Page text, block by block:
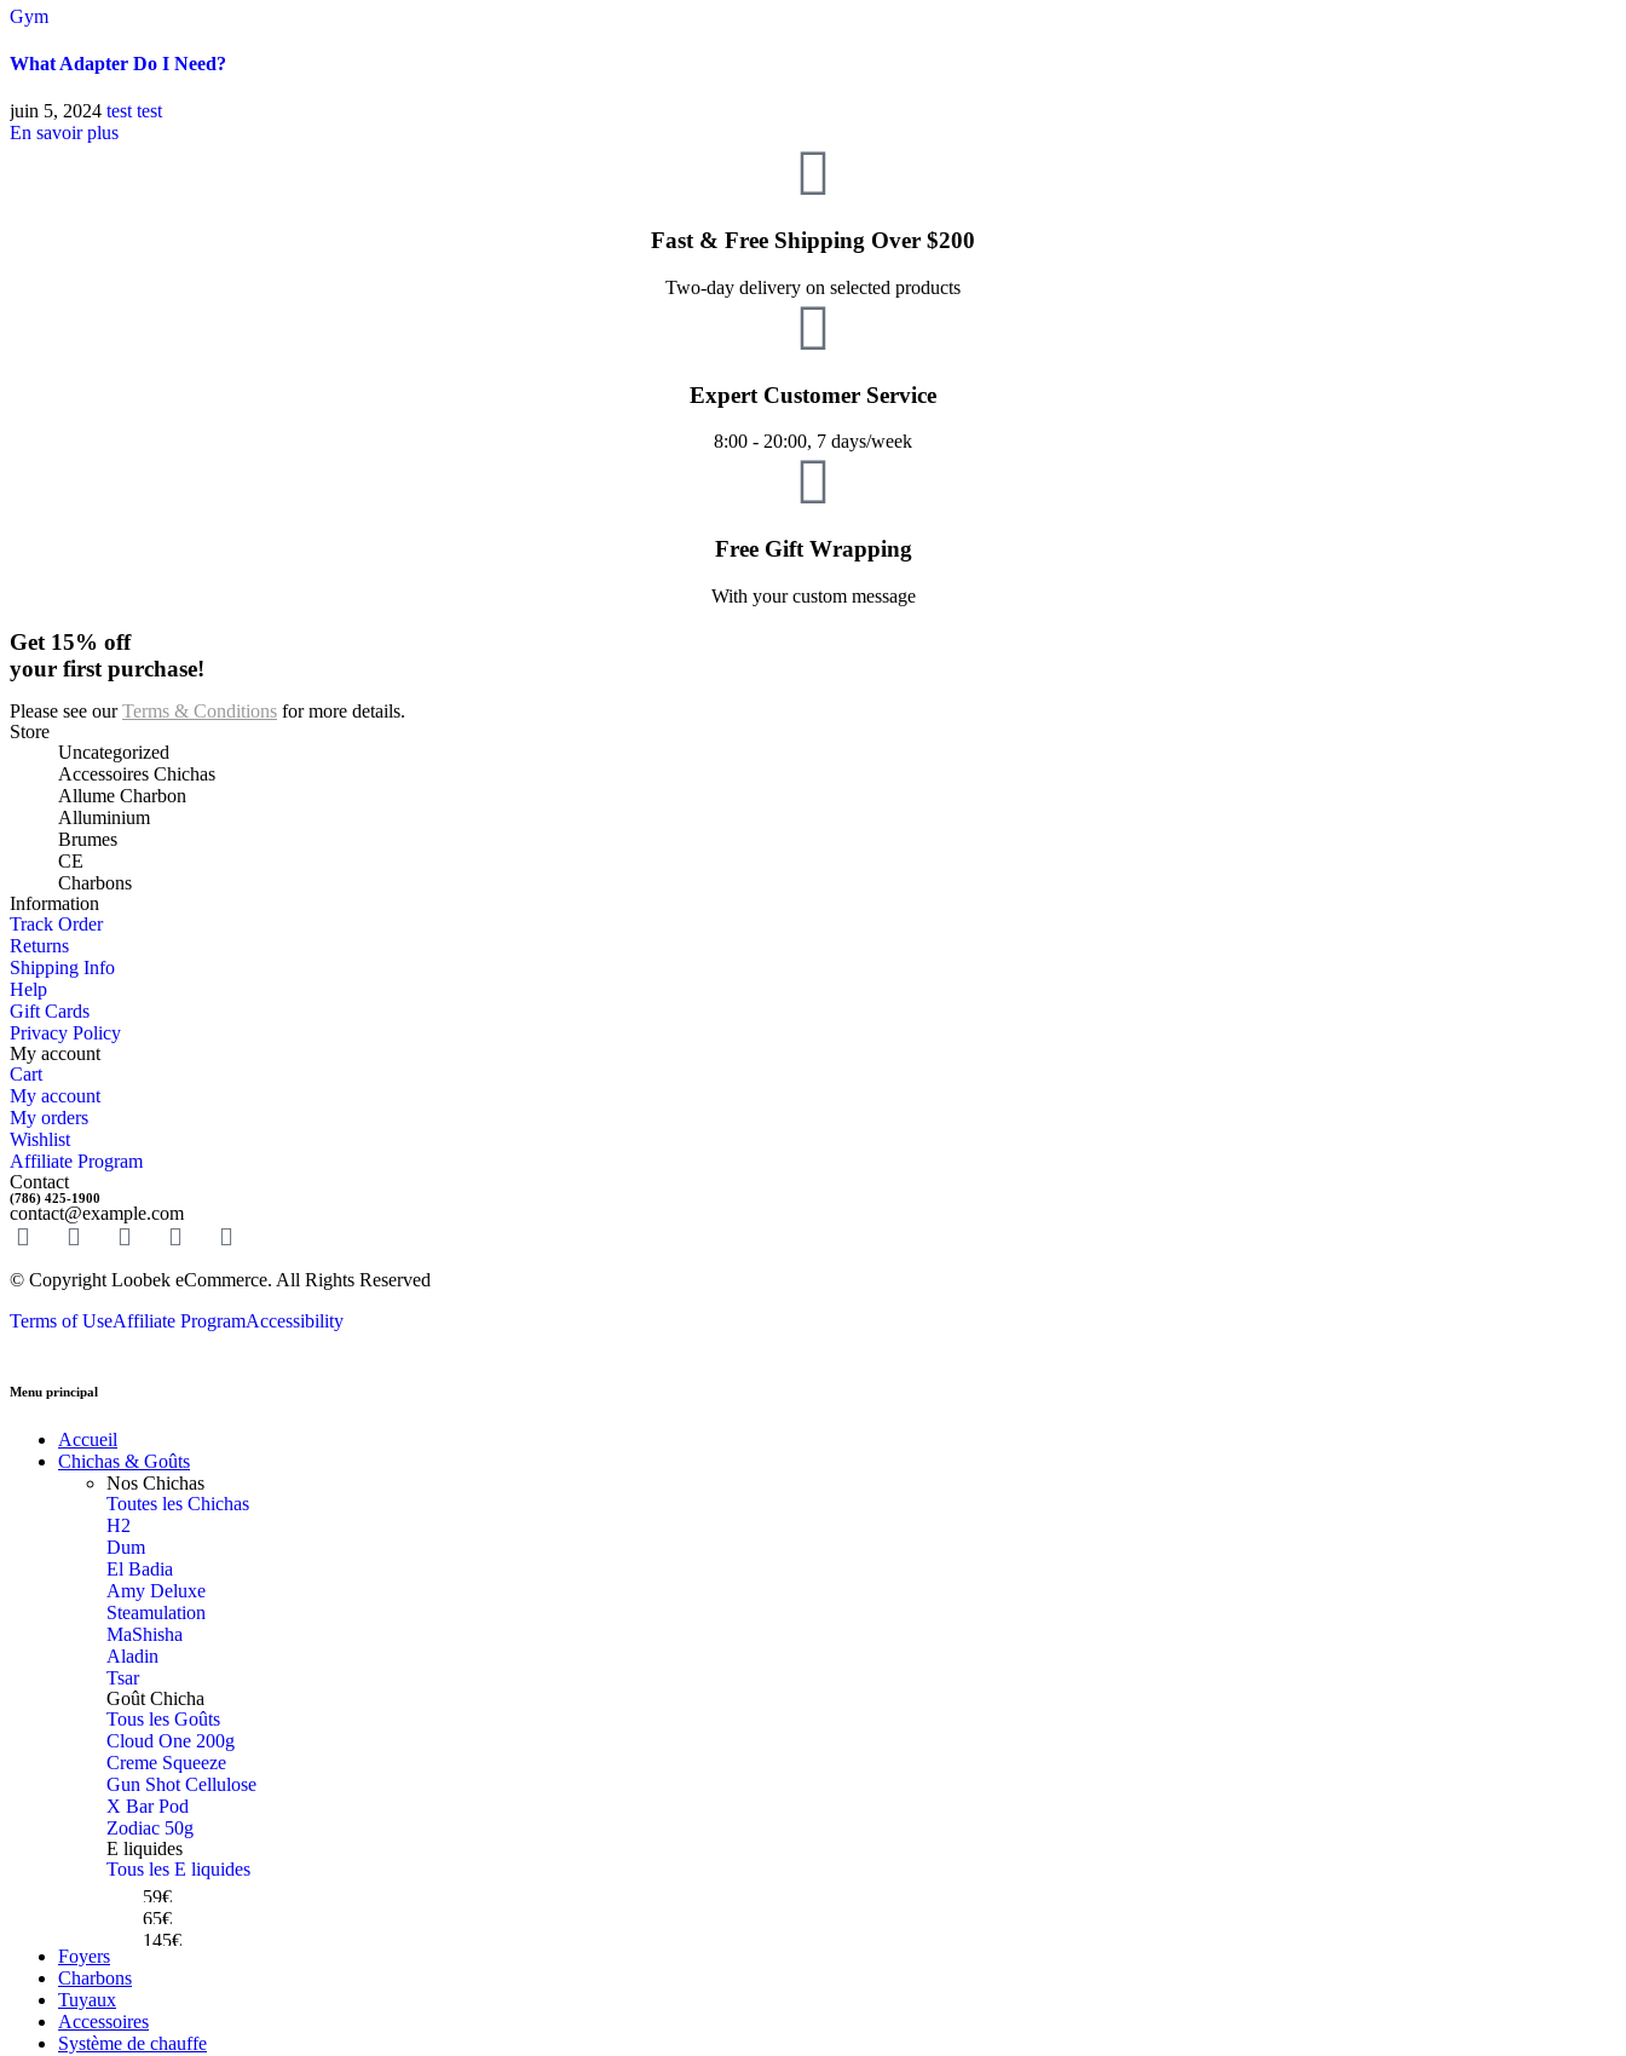
Gym
What Adapter Do I Need?
juin 5, 2024 test test
En savoir plus
Fast & Free Shipping Over $200
Two-day delivery on selected products
Expert Customer Service
8:00 - 20:00, 7 days/week
Free Gift Wrapping
With your custom message
Get 15% off
your first purchase!
Please see ourTerms & Conditions for more details.
Store
Uncategorized
Accessoires Chichas
Allume Charbon
Alluminium
Brumes
CE
Charbons
Information
Track Order
Returns
Shipping Info
Help
Gift Cards
Privacy Policy
My account
Cart
My account
My orders
Wishlist
Affiliate Program
Contact
(786) 425-1900
contact@example.com
© Copyright Loobek eCommerce. All Rights Reserved
Terms of UseAffiliate ProgramAccessibility
Menu principal
Accueil
Chichas & Goûts
Nos Chichas
Toutes les Chichas
H2
Dum
El Badia
Amy Deluxe
Steamulation
MaShisha
Aladin
Tsar
Goût Chicha
Tous les Goûts
Cloud One 200g
Creme Squeeze
Gun Shot Cellulose
X Bar Pod
Zodiac 50g
E liquides
Tous les E liquides
Celeste El Badia
59€
Achetez
Dum Magnum Mini
65€
Dum Crazy Skull
145€
Foyers
Charbons
Tuyaux
Accessoires
Système de chauffe